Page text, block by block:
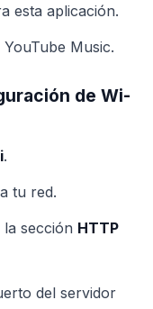
esta aplicación.
Music.
de Wi-
.
tu red.
la sección HTTP
del servidor